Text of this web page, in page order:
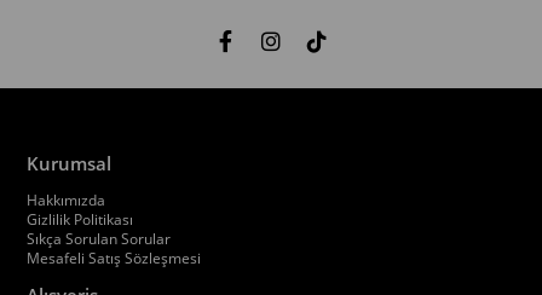
Kurumsal
Hakkımızda
Gizlilik Politikası
Sıkça Sorulan Sorular
Mesafeli Satış Sözleşmesi